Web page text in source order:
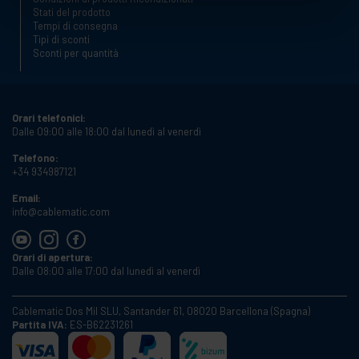
Stati del prodotto
Tempi di consegna
Tipi di sconti
Sconti per quantità
Orari telefonici:
Dalle 09:00 alle 18:00 dal lunedì al venerdì
Telefono:
+34 934987121
Email:
info@cablematic.com
Orari di apertura:
Dalle 08:00 alle 17:00 dal lunedì al venerdì
Cablematic Dos Mil SLU, Santander 61, 08020 Barcellona (Spagna)
Partita IVA: ES-B62231261